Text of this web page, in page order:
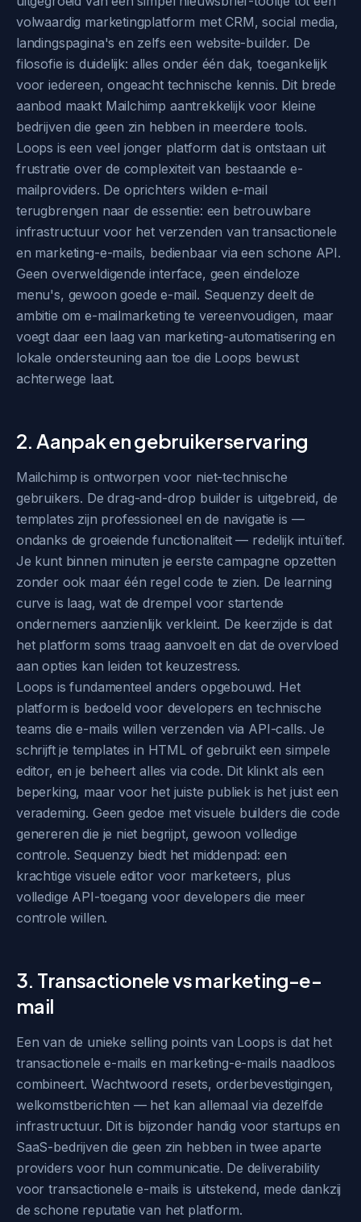
volwaardig marketingplatform met CRM, social media,
landingspagina's en zelfs een website-builder. De
filosofie is duidelijk: alles onder één dak, toegankelijk
voor iedereen, ongeacht technische kennis. Dit brede
aanbod maakt Mailchimp aantrekkelijk voor kleine
bedrijven die geen zin hebben in meerdere tools.
Loops is een veel jonger platform dat is ontstaan uit
frustratie over de complexiteit van bestaande e-
mailproviders. De oprichters wilden e-mail
terugbrengen naar de essentie: een betrouwbare
infrastructuur voor het verzenden van transactionele
en marketing-e-mails, bedienbaar via een schone API.
Geen overweldigende interface, geen eindeloze
menu's, gewoon goede e-mail. Sequenzy deelt de
ambitie om e-mailmarketing te vereenvoudigen, maar
voegt daar een laag van marketing-automatisering en
lokale ondersteuning aan toe die Loops bewust
achterwege laat.
2. Aanpak en gebruikerservaring
Mailchimp is ontworpen voor niet-technische
gebruikers. De drag-and-drop builder is uitgebreid, de
templates zijn professioneel en de navigatie is —
ondanks de groeiende functionaliteit — redelijk intuïtief.
Je kunt binnen minuten je eerste campagne opzetten
zonder ook maar één regel code te zien. De learning
curve is laag, wat de drempel voor startende
ondernemers aanzienlijk verkleint. De keerzijde is dat
het platform soms traag aanvoelt en dat de overvloed
aan opties kan leiden tot keuzestress.
Loops is fundamenteel anders opgebouwd. Het
platform is bedoeld voor developers en technische
teams die e-mails willen verzenden via API-calls. Je
schrijft je templates in HTML of gebruikt een simpele
editor, en je beheert alles via code. Dit klinkt als een
beperking, maar voor het juiste publiek is het juist een
verademing. Geen gedoe met visuele builders die code
genereren die je niet begrijpt, gewoon volledige
controle. Sequenzy biedt het middenpad: een
krachtige visuele editor voor marketeers, plus
volledige API-toegang voor developers die meer
controle willen.
3. Transactionele vs marketing-e-
mail
Een van de unieke selling points van Loops is dat het
transactionele e-mails en marketing-e-mails naadloos
combineert. Wachtwoord resets, orderbevestigingen,
welkomstberichten — het kan allemaal via dezelfde
infrastructuur. Dit is bijzonder handig voor startups en
SaaS-bedrijven die geen zin hebben in twee aparte
providers voor hun communicatie. De deliverability
voor transactionele e-mails is uitstekend, mede dankzij
de schone reputatie van het platform.